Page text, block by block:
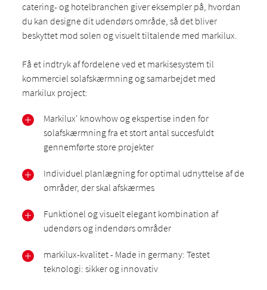
catering- og hotelbranchen giver eksempler på, hvordan
du kan designe dit udendørs område, så det bliver
beskyttet mod solen og visuelt tiltalende med markilux.
Få et indtryk af fordelene ved et markisesystem til
kommerciel solafskærmning og samarbejdet med
markilux project:
Markilux' knowhow og ekspertise inden for
solafskærmning fra et stort antal succesfuldt
gennemførte store projekter
Individuel planlægning for optimal udnyttelse af de
områder, der skal afskærmes
Funktionel og visuelt elegant kombination af
udendørs og indendørs områder
markilux-kvalitet - Made in germany: Testet
teknologi: sikker og innovativ